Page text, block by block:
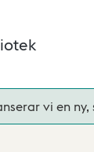
vi en